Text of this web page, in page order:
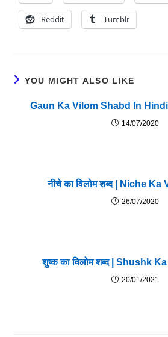
Reddit Tumblr
YOU MIGHT ALSO LIKE
Gaun Ka Vilom Shabd In Hindi |
14/07/2020
नीचे का विलोम शब्द | Niche
26/07/2020
शुष्क का विलोम शब्द | Shushk
20/01/2021